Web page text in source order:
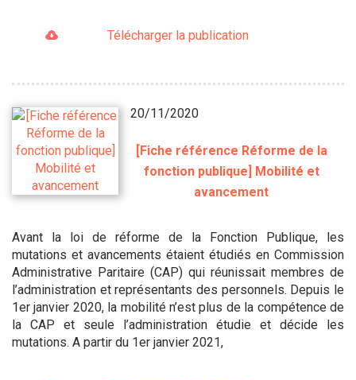
Télécharger la publication
20/11/2020
[Fiche référence Réforme de la
fonction publique] Mobilité et
avancement
Avant la loi de réforme de la Fonction Publique, les
mutations et avancements étaient étudiés en Commission
Administrative Paritaire (CAP) qui réunissait membres de
l’administration et représentants des personnels. Depuis le
1er janvier 2020, la mobilité n’est plus de la compétence de
la CAP et seule l’administration étudie et décide les
mutations. A partir du 1er janvier 2021,